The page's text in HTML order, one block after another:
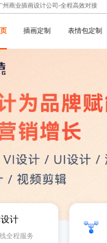
州商业插画设计公司-全程高效对接
插画定制 表情包定制
计
全程服务